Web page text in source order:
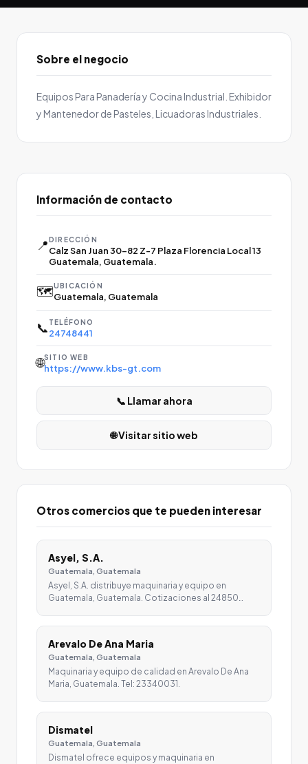
Sobre el negocio
Equipos Para Panadería y Cocina Industrial. Exhibidor
y Mantenedor de Pasteles, Licuadoras Industriales.
Información de contacto
📍DIRECCIÓN
Calz San Juan 30-82 Z-7 Plaza Florencia Local 13
Guatemala, Guatemala.
🗺️UBICACIÓN
Guatemala, Guatemala
📞 TELÉFONO
24748441
🌐SITIO WEB
https://www.kbs-gt.com
📞 Llamar ahora
🌐 Visitar sitio web
Otros comercios que te pueden interesar
Asyel, S.A.
Guatemala, Guatemala
Asyel, S.A. distribuye maquinaria y equipo en
Guatemala, Guatemala. Cotizaciones al 24850…
Arevalo De Ana Maria
Guatemala, Guatemala
Maquinaria y equipo de calidad en Arevalo De Ana
Maria, Guatemala. Tel: 23340031.
Dismatel
Guatemala, Guatemala
Dismatel ofrece equipos y maquinaria en